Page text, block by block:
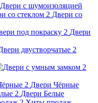
Двери с шумоизоляцией
Двери со
Двери
Двери Чёрные
Двери Белые